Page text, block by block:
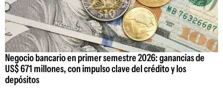
Negocio bancario en primer semestre 2026: ganancias de
US$ 671 millones, con impulso clave del crédito y los
depósitos